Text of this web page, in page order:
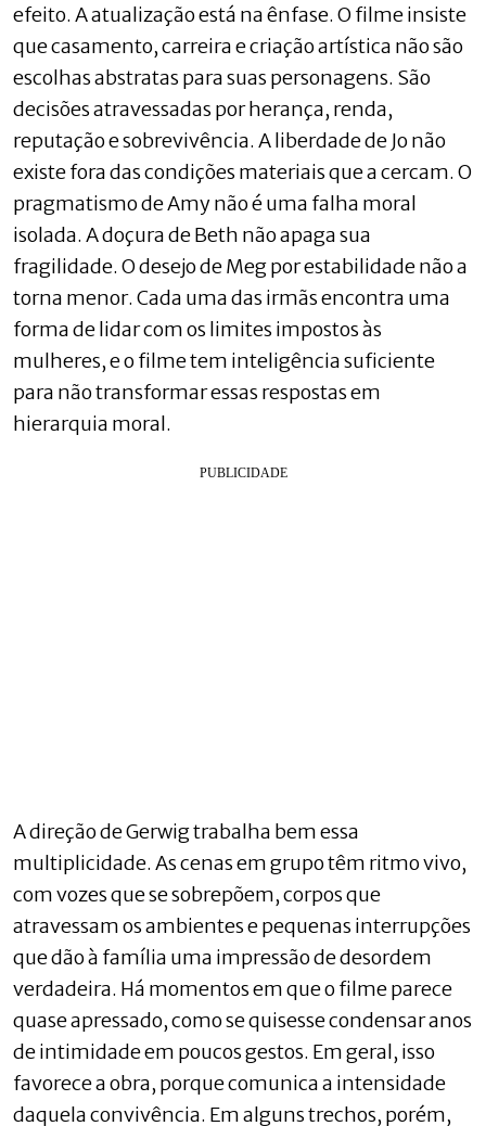
efeito. A atualização está na ênfase. O filme insiste
que casamento, carreira e criação artística não são
escolhas abstratas para suas personagens. São
decisões atravessadas por herança, renda,
reputação e sobrevivência. A liberdade de Jo não
existe fora das condições materiais que a cercam. O
pragmatismo de Amy não é uma falha moral
isolada. A doçura de Beth não apaga sua
fragilidade. O desejo de Meg por estabilidade não a
torna menor. Cada uma das irmãs encontra uma
forma de lidar com os limites impostos às
mulheres, e o filme tem inteligência suficiente
para não transformar essas respostas em
hierarquia moral.
A direção de Gerwig trabalha bem essa
multiplicidade. As cenas em grupo têm ritmo vivo,
com vozes que se sobrepõem, corpos que
atravessam os ambientes e pequenas interrupções
que dão à família uma impressão de desordem
verdadeira. Há momentos em que o filme parece
quase apressado, como se quisesse condensar anos
de intimidade em poucos gestos. Em geral, isso
favorece a obra, porque comunica a intensidade
daquela convivência. Em alguns trechos, porém,